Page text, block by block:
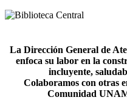
La Dirección General de
enfoca su labor en la
incluyente,
Colaboramos con otras
Comunidad